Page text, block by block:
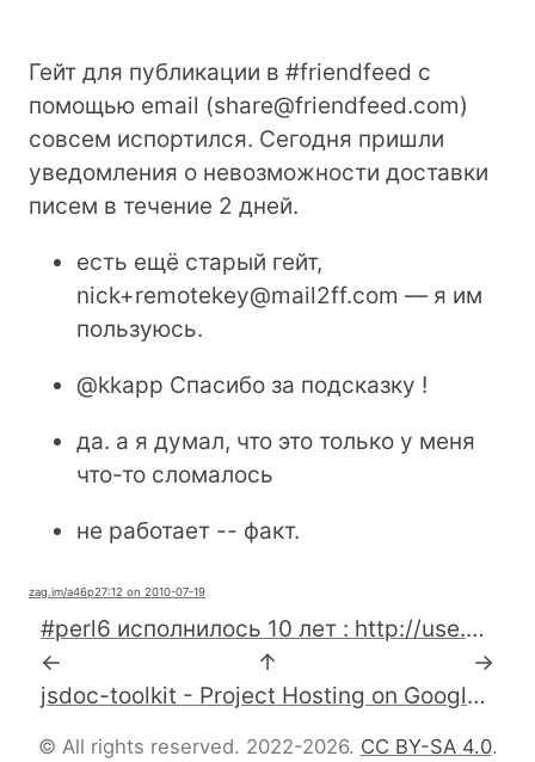
Гейт для публикации в #friendfeed с
помощью email (share@friendfeed.com)
совсем испортился. Сегодня пришли
уведомления о невозможности доставки
писем в течение 2 дней.
есть ещё старый гейт,
nick+remotekey@mail2ff.com — я им
пользуюсь.
@kkapp Спасибо за подсказку !
да. а я думал, что это только у меня
что-то сломалось
не работает -- факт.
zag.im/a46p27:12 on 2010-07-19
#perl6 исполнилось 10 лет : http://use.perl.org/~masak/journal/40451 , http://news.ycombinator.com/item?id=1526575
←
↑
→
jsdoc-toolkit - Project Hosting on Google Code
© All rights reserved. 2022-2026. CC BY-SA 4.0.